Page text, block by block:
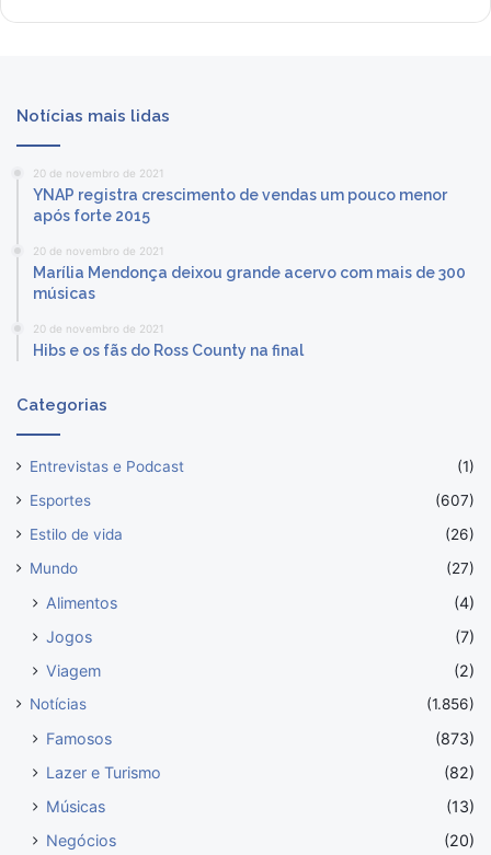
Notícias mais lidas
20 de novembro de 2021
YNAP registra crescimento de vendas um pouco menor
após forte 2015
20 de novembro de 2021
Marília Mendonça deixou grande acervo com mais de 300
músicas
20 de novembro de 2021
Hibs e os fãs do Ross County na final
Categorias
Entrevistas e Podcast
(1)
Esportes
(607)
Estilo de vida
(26)
Mundo
(27)
Alimentos
(4)
Jogos
(7)
Viagem
(2)
Notícias (1.856)
Famosos
(873)
Lazer e Turismo
(82)
Músicas
(13)
Negócios
(20)